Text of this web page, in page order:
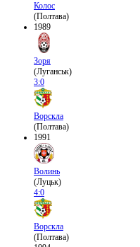
Колос
(Полтава)
1989
Зоря
(Луганськ)
3:0
Ворскла
(Полтава)
1991
Волинь
(Луцьк)
4:0
Ворскла
(Полтава)